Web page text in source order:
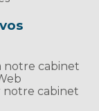
notre cabinet
notre cabinet